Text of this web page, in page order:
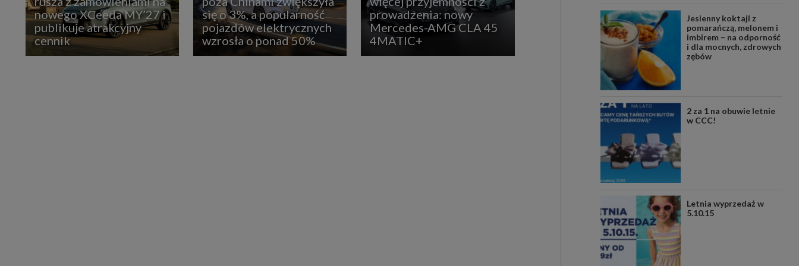
nowego XCeeda MY’27 i
publikuje atrakcyjny
cennik
się o 3%, a popularność
pojazdów elektrycznych
wzrosła o ponad 50%
prowadzenia: nowy
Mercedes-AMG CLA 45
4MATIC+
Jesienny koktajl z
pomarańczą, melonem i
imbirem – na odporność
i dla mocnych, zdrowych
zębów
2 za 1 na obuwie letnie
w CCC!
Letnia wyprzedaż w
5.10.15